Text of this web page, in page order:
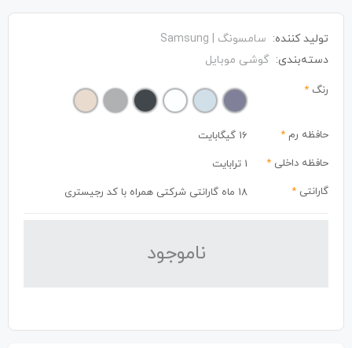
تولید کننده: سامسونگ | Samsung
دسته‌بندی: گوشی موبایل
رنگ *
حافظه رم *
16 گیگابایت
حافظه داخلی *
1 ترابایت
گارانتی * 18 ماه گارانتی شرکتی همراه با کد رجیستری
نا‌موجود